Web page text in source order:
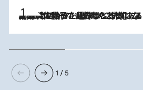
2026.8.5
【阿川佐和子さんの年とる力】なぜ70代で始めた趣味は“こんなに楽しい”のか？ ピアノ、俳句…スランプに陥っても続けられる“ある秘訣”とは
1 / 5